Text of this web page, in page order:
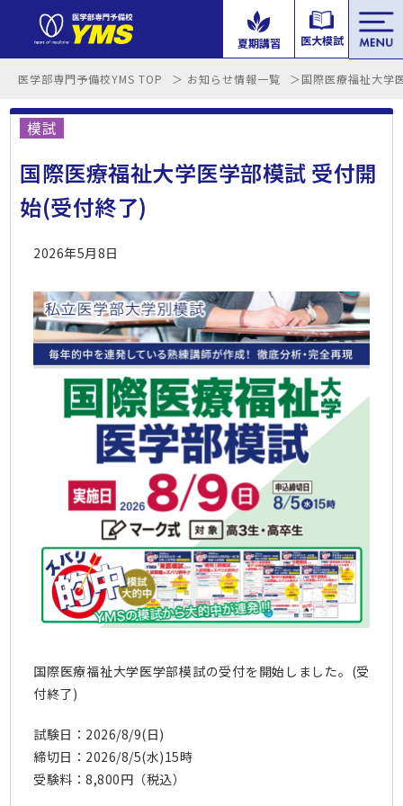
夏期講習 医大模試
医学部専門予備校YMS TOP お知らせ情報一覧 国際医療福祉大学
模試
国際医療福祉大学医学部模試 受付開
始(受付終了)
2026年5月8日
国際医療福祉大学医学部模試の受付を開始しました。(受
付終了)
試験日：2026/8/9(日)
締切日：2026/8/5(水)15時
受験料：8,800円（税込）